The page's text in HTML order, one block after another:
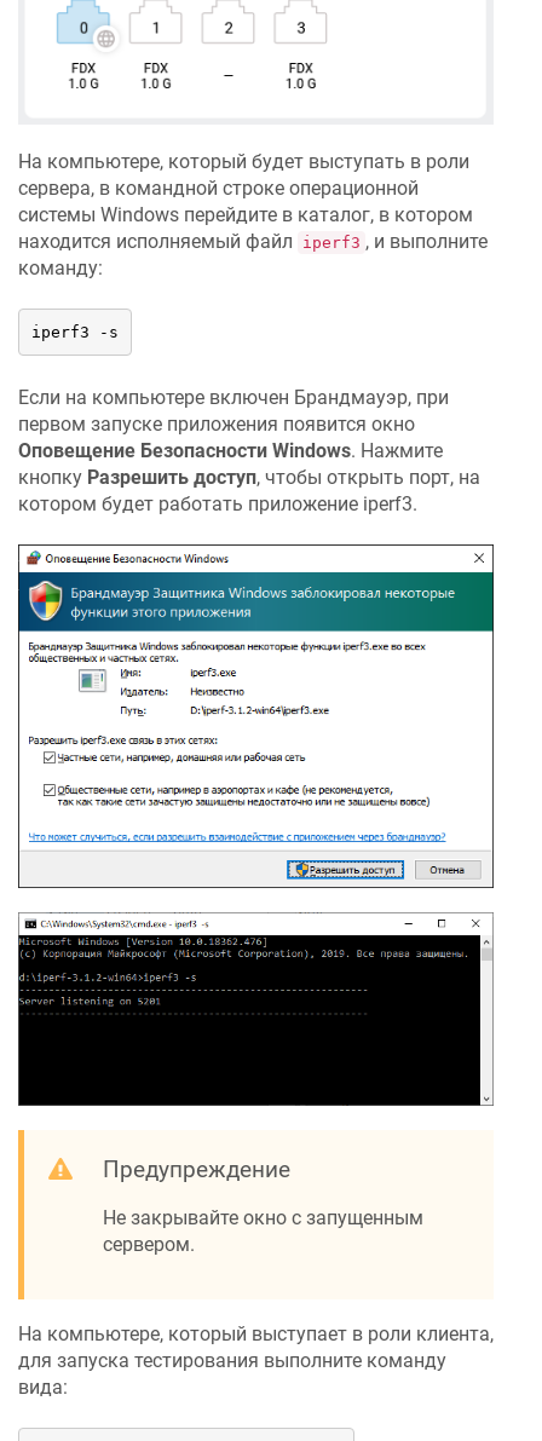
На компьютере, который будет выступать в роли
сервера, в командной строке операционной
системы Windows перейдите в каталог, в котором
находится исполняемый файл
iperf3 , и выполните
команду:
iperf3 -s
Если на компьютере включен Брандмауэр, при
первом запуске приложения появится окно
Оповещение Безопасности Windows. Нажмите
кнопку Разрешить доступ, чтобы открыть порт, на
котором будет работать приложение iperf3.
Предупреждение
Не закрывайте окно с запущенным
сервером.
На компьютере, который выступает в роли клиента,
для запуска тестирования выполните команду
вида: